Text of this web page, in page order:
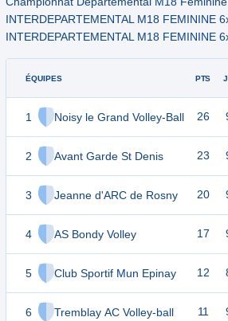
INTERDEPARTEMENTAL M18 FEMININE
INTERDEPARTEMENTAL M18 FEMININE
ÉQUIPES
1 Noisy le Grand Volley-Ball
2 Avant Garde St Denis
3 Jeanne d'ARC de Rosny
4 AS Bondy Volley
5 Club Sportif Mun Epinay
6 Tremblay AC Volley-ball
PTS
26
23
20
17
12
11